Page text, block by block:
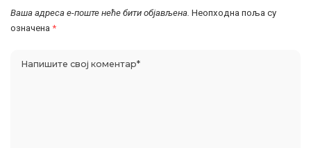
Ваша адреса е-поште неће бити објављена. Неопходна поља су
означена *